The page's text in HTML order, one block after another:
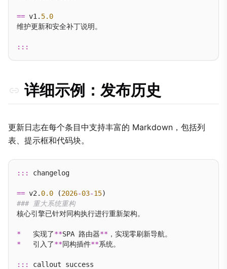
== v1. 5.0
维护更新和安全补丁说明。
:::
详细示例：发布历史
更新日志在每个条目中支持丰富的 Markdown，包括列
表、提示框和代码块。
::: changelog
== v2. 0.0 (2026-03-15
### 重大系统重构
核心引擎已针对同构执行进行重新架构。
*
   实现了
**SPA 路由器**
*
   引入了
**同构插件**系统。
:::
callout success